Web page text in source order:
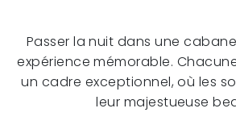
Passer la nuit dans une
expérience mémorable.
un cadre exceptionnel, où les
leur majestueuse